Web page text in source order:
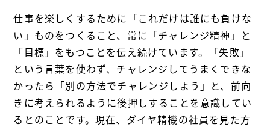
仕事を楽しくするために「これだけは誰にも負けな
い」ものをつくること、常に「チャレンジ精神」と
「目標」をもつことを伝え続けています。「失敗」
という言葉を使わず、チャレンジしてうまくできな
かったら「別の方法でチャレンジしよう」と、前向
きに考えられるように後押しすることを意識してい
るとのことです。現在、ダイヤ精機の社員を見た方